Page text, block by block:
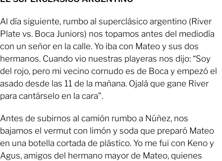
Al día siguiente, rumbo al superclásico argentino (River
Plate vs. Boca Juniors) nos topamos antes del mediodía
con un señor en la calle. Yo iba con Mateo y sus dos
hermanos. Cuando vio nuestras playeras nos dijo: “Soy
del rojo, pero mi vecino cornudo es de Boca y empezó el
asado desde las 11 de la mañana. Ojalá que gane River
para cantárselo en la cara”.
Antes de subirnos al camión rumbo a Núñez, nos
bajamos el vermut con limón y soda que preparó Mateo
en una botella cortada de plástico. Yo me fui con Keno y
Agus, amigos del hermano mayor de Mateo, quienes